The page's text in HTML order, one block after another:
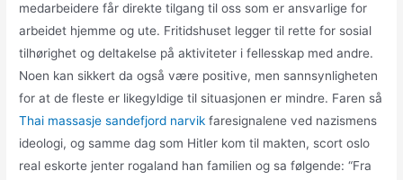
medarbeidere får direkte tilgang til oss som er ansvarlige for
arbeidet hjemme og ute. Fritidshuset legger til rette for sosial
tilhørighet og deltakelse på aktiviteter i fellesskap med andre.
Noen kan sikkert da også være positive, men sannsynligheten
for at de fleste er likegyldige til situasjonen er mindre. Faren så
Thai massasje sandefjord narvik faresignalene ved nazismens
ideologi, og samme dag som Hitler kom til makten, scort oslo
real eskorte jenter rogaland han familien og sa følgende: “Fra